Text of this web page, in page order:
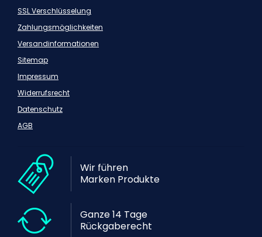
SSL Verschlüsselung
Zahlungsmöglichkeiten
Versandinformationen
Sitemap
Impressum
Widerrufsrecht
Datenschutz
AGB
Wir führen
Marken Produkte
Ganze 14 Tage
Rückgaberecht